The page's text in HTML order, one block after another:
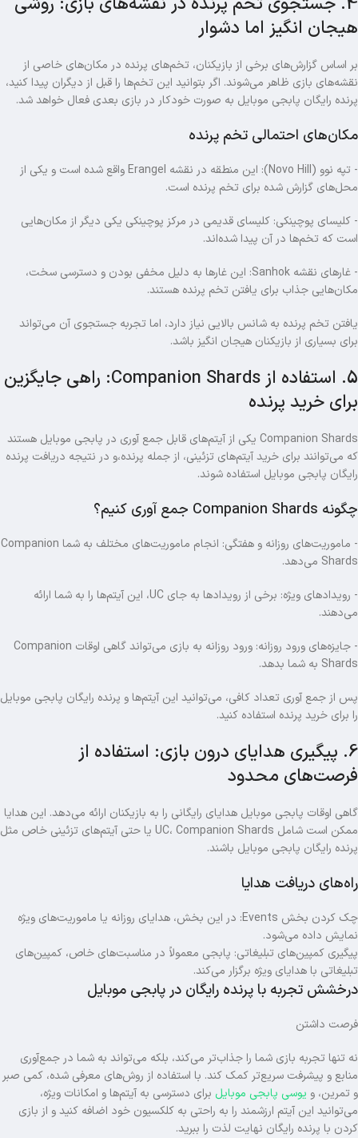
هیجان‌ انگیز اما دشوار
بر اساس گزارش‌های برخی از بازیکنان، تخم‌های پرنده در مکان‌های خاصی از
نقشه‌های بازی ظاهر می‌شوند. اگر بتوانید این تخم‌ها را قبل از دیگران پیدا کنید،
پرنده رایگان پابجی موبایل به صورت خودکار در بازی بعدی فعال خواهد شد.
مکان‌های احتمالی تخم پرنده
- تپه نوو (Novo Hill): این منطقه در نقشه Erangel واقع شده است و یکی از
محل‌های گزارش‌ شده برای تخم پرنده است.
- کلیسای پوچینکی: کلیسای قدیمی در مرکز پوچینکی یکی دیگر از مکان‌هایی
است که تخم‌ها در آن پیدا شده‌اند.
- غارهای نقشه Sanhok: این غارها به دلیل مخفی بودن و دسترسی سخت،
مکان‌هایی جذاب برای یافتن تخم پرنده هستند.
یافتن تخم پرنده به شانس بالایی نیاز دارد، اما تجربه جستجوی آن می‌تواند
برای بسیاری از بازیکنان هیجان‌ انگیز باشد.
5. استفاده از Companion Shards: راهی جایگزین
برای خرید پرنده
Companion Shards یکی از آیتم‌های قابل جمع‌ آوری در پابجی موبایل هستند
که می‌توانند برای خرید آیتم‌های تزئینی، از جمله پرنده،و در نتیجه دریافت پرنده
رایگان پابجی موبایل استفاده شوند.
چگونه Companion Shards جمع‌ آوری کنیم؟
- ماموریت‌های روزانه و هفتگی: انجام ماموریت‌های مختلف به شما Companion
Shards می‌دهد.
- رویدادهای ویژه: برخی از رویدادها به جای UC، این آیتم‌ها را به شما ارائه
می‌دهند.
- جایزه‌های ورود روزانه: ورود روزانه به بازی می‌تواند گاهی اوقات Companion
Shards به شما بدهد.
پس از جمع‌ آوری تعداد کافی، می‌توانید این آیتم‌ها و پرنده رایگان پابجی موبایل
را برای خرید پرنده استفاده کنید.
6. پیگیری هدایای درون بازی: استفاده از
فرصت‌های محدود
گاهی اوقات پابجی موبایل هدایای رایگانی را به بازیکنان ارائه می‌دهد. این هدایا
ممکن است شامل UC، Companion Shards یا حتی آیتم‌های تزئینی خاص مثل
پرنده رایگان پابجی موبایل باشند.
راه‌های دریافت هدایا
چک کردن بخش Events: در این بخش، هدایای روزانه یا ماموریت‌های ویژه
نمایش داده می‌شود.
پیگیری کمپین‌های تبلیغاتی: پابجی معمولاً در مناسبت‌های خاص، کمپین‌های
تبلیغاتی با هدایای ویژه برگزار می‌کند.
درخشش تجربه با پرنده رایگان در پابجی موبایل
فرصت داشتن
نه تنها تجربه بازی شما را جذاب‌تر می‌کند، بلکه می‌تواند به شما در جمع‌آوری
منابع و پیشرفت سریع‌تر کمک کند. با استفاده از روش‌های معرفی شده، کمی صبر
و تمرین، و یوسی پابجی موبایل برای دسترسی به آیتم‌ها و امکانات ویژه،
می‌توانید این آیتم ارزشمند را به راحتی به کلکسیون خود اضافه کنید و از بازی
کردن با پرنده رایگان نهایت لذت را ببرید.